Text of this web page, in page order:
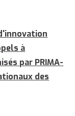
à
par PRIMA-
des